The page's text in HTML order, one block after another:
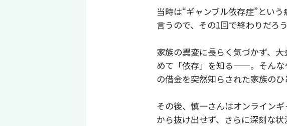
当時は“ギャンブル依存症”とい
言うので、その1回で終わりだろ
家族の異変に長らく気づかず、
めて「依存」を知る——。そんな
の借金を突然知らされた家族のひ
その後、慎一さんはオンライン
から抜け出せず、さらに深刻な